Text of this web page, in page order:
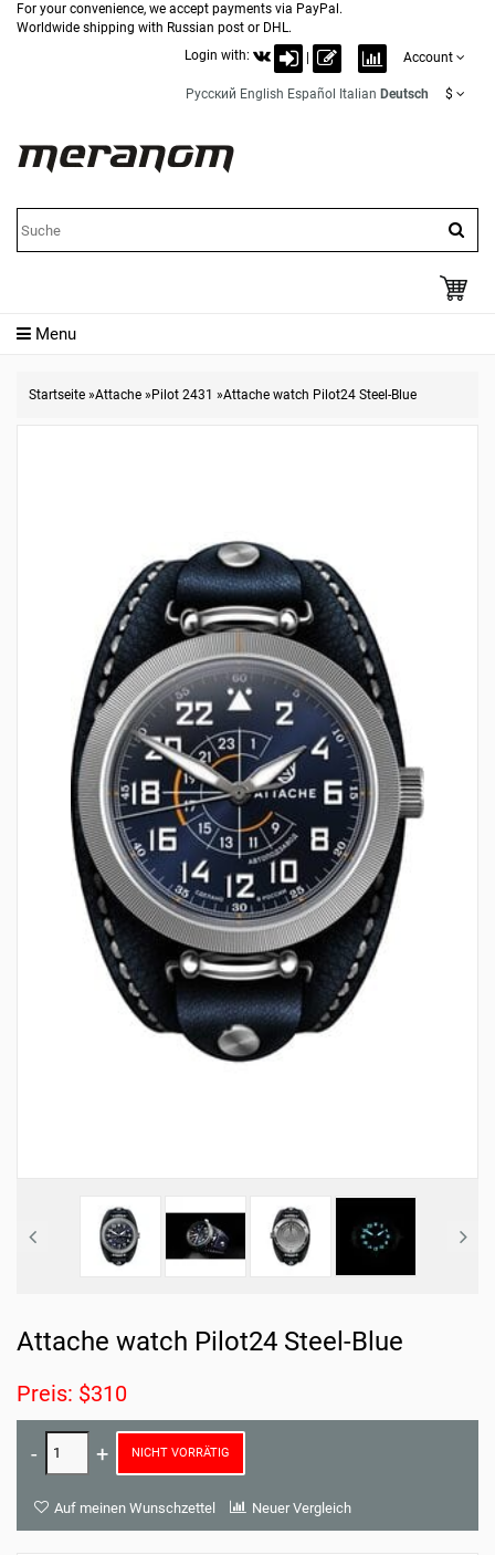
For your convenience, we accept payments via PayPal.
Worldwide shipping with Russian post or DHL.
Login with:
Account
Русский English Español Italian Deutsch $
Menu
Startseite »Attache » Pilot 2431 »Attache watch Pilot24 Steel-Blue
Attache watch Pilot24 Steel-Blue
Preis: $310
NICHT VORRÄTIG
Auf meinen Wunschzettel Neuer Vergleich